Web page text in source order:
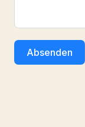
Absenden